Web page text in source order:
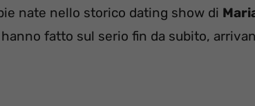
nate nello storico dating show di
fatto sul serio fin da subito,